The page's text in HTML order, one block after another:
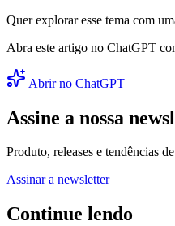
Quer explorar esse tema com
Abra este artigo no ChatGPT
Abrir no ChatGPT
Assine a nossa
Produto, releases e tendências
Assinar a newsletter
Continue lendo